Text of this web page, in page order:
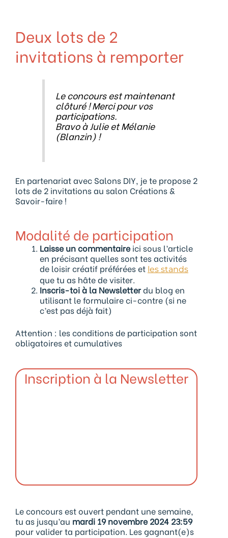
Deux lots de 2
invitations à remporter
Le concours est maintenant
clôturé ! Merci pour vos
participations.
Bravo à Julie et Mélanie
(Blanzin) !
En partenariat avec Salons DIY, je te propose 2
lots de 2 invitations au salon Créations &
Savoir-faire !
Modalité de participation
Laisse un commentaireici sous l’article
en précisant quelles sont tes activités
de loisir créatif préférées et les stands
que tu as hâte de visiter.
Inscris-toi à la Newsletterdu blog en
utilisant le formulaire ci-contre (si ne
c’est pas déjà fait)
Attention : les conditions de participation sont
obligatoires et cumulatives
Inscription à la Newsletter
Le concours est ouvert pendant une semaine,
tu as jusqu’au mardi 19 novembre 2024 23:59
pour valider ta participation. Les gagnant(e)s